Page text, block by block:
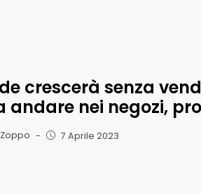
crescerà senza
andare nei negozi,
- 7 Aprile 2023